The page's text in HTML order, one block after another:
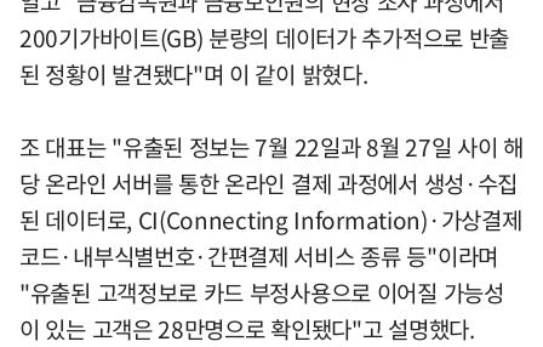
200기가바이트(GB) 분량의 데이터가 추가적으로 반출
된 정황이 발견됐다"며 이 같이 밝혔다.
조 대표는 "유출된 정보는 7월 22일과 8월 27일 사이 해
당 온라인 서버를 통한 온라인 결제 과정에서 생성·수집
된 데이터로, CI(Connecting Information)·가상결제
코드·내부식별번호·간편결제 서비스 종류 등"이라며
"유출된 고객정보로 카드 부정사용으로 이어질 가능성
이 있는 고객은 28만명으로 확인됐다"고 설명했다.